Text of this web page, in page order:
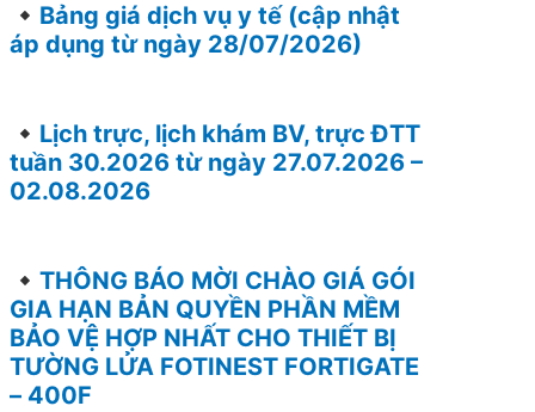
Bảng giá dịch vụ y tế (cập nhật
áp dụng từ ngày 28/07/2026)
Lịch trực, lịch khám BV, trực ĐTT
tuần 30.2026 từ ngày 27.07.2026 –
02.08.2026
THÔNG BÁO MỜI CHÀO GIÁ GÓI
GIA HẠN BẢN QUYỀN PHẦN MỀM
BẢO VỆ HỢP NHẤT CHO THIẾT BỊ
TƯỜNG LỬA FOTINEST FORTIGATE
– 400F